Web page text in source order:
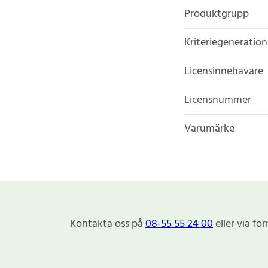
Produktgrupp
Kriteriegeneration
Licensinnehavare
Licensnummer
Varumärke
Kontakta oss på08-55 55 24 00eller via